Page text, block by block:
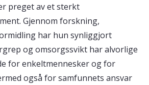
preget av et sterkt
Gjennom forskning,
har hun synliggjort
og omsorgssvikt har alvorlige
for enkeltmennesker og for
også for samfunnets ansvar